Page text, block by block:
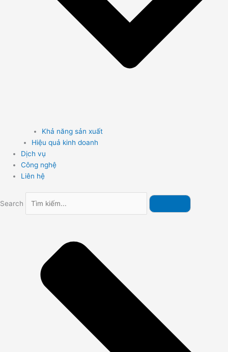
Khả năng sản xuất
Hiệu quả kinh doanh
Dịch vụ
Công nghệ
Liên hệ
Search